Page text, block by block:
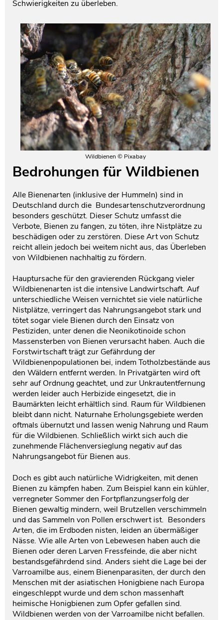
Schwierigkeiten zu überleben.
Wildbienen © Pixabay
Bedrohungen für Wildbienen
Alle Bienenarten (inklusive der Hummeln) sind in
Deutschland durch die Bundesartenschutzverordnung
besonders geschützt. Dieser Schutz umfasst die
Verbote, Bienen zu fangen, zu töten, ihre Nistplätze zu
beschädigen oder zu zerstören. Diese Art von Schutz
reicht allein jedoch bei weitem nicht aus, das Überleben
von Wildbienen nachhaltig zu fördern.
Hauptursache für den gravierenden Rückgang vieler
Wildbienenarten ist die intensive Landwirtschaft. Auf
unterschiedliche Weisen vernichtet sie viele natürliche
Nistplätze, verringert das Nahrungsangebot stark und
tötet sogar viele Bienen durch den Einsatz von
Pestiziden, unter denen die Neonikotinoide schon
Massensterben von Bienen verursacht haben. Auch die
Forstwirtschaft trägt zur Gefährdung der
Wildbienenpopulationen bei, indem Totholzbestände aus
den Wäldern entfernt werden. In Privatgärten wird oft
sehr auf Ordnung geachtet, und zur Unkrautentfernung
werden leider auch Herbizide eingesetzt, die in
Baumärkten leicht erhältlich sind. Raum für Wildbienen
bleibt dann nicht. Naturnahe Erholungsgebiete werden
oftmals übernutzt und lassen wenig Nahrung und Raum
für die Wildbienen. Schließlich wirkt sich auch die
zunehmende Flächenversieglung negativ auf das
Nahrungsangebot für Bienen aus.
Doch es gibt auch natürliche Widrigkeiten, mit denen
Bienen zu kämpfen haben. Zum Beispiel kann ein kühler,
verregneter Sommer den Fortpflanzungserfolg der
Bienen gewaltig mindern, weil Brutzellen verschimmeln
und das Sammeln von Pollen erschwert ist. Besonders
Arten, die im Erdboden nisten, leiden an übermäßiger
Nässe. Wie alle Arten von Lebewesen haben auch die
Bienen oder deren Larven Fressfeinde, die aber nicht
bestandsgefährdend sind. Anders sieht die Lage bei der
Varroamilbe aus, einem Bienenparasiten, der durch den
Menschen mit der asiatischen Honigbiene nach Europa
eingeschleppt wurde und dem schon massenhaft
heimische Honigbienen zum Opfer gefallen sind.
Wildbienen werden von der Varroamilbe nicht befallen.